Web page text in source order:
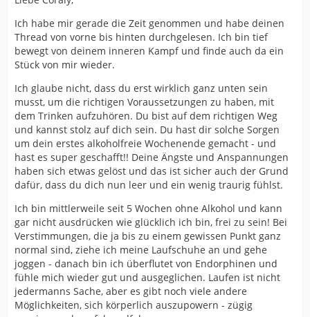
Ich habe mir gerade die Zeit genommen und habe deinen
Thread von vorne bis hinten durchgelesen. Ich bin tief
bewegt von deinem inneren Kampf und finde auch da ein
Stück von mir wieder.
Ich glaube nicht, dass du erst wirklich ganz unten sein
musst, um die richtigen Voraussetzungen zu haben, mit
dem Trinken aufzuhören. Du bist auf dem richtigen Weg
und kannst stolz auf dich sein. Du hast dir solche Sorgen
um dein erstes alkoholfreie Wochenende gemacht - und
hast es super geschafft!! Deine Ängste und Anspannungen
haben sich etwas gelöst und das ist sicher auch der Grund
dafür, dass du dich nun leer und ein wenig traurig fühlst.
Ich bin mittlerweile seit 5 Wochen ohne Alkohol und kann
gar nicht ausdrücken wie glücklich ich bin, frei zu sein! Bei
Verstimmungen, die ja bis zu einem gewissen Punkt ganz
normal sind, ziehe ich meine Laufschuhe an und gehe
joggen - danach bin ich überflutet von Endorphinen und
fühle mich wieder gut und ausgeglichen. Laufen ist nicht
jedermanns Sache, aber es gibt noch viele andere
Möglichkeiten, sich körperlich auszupowern - zügig